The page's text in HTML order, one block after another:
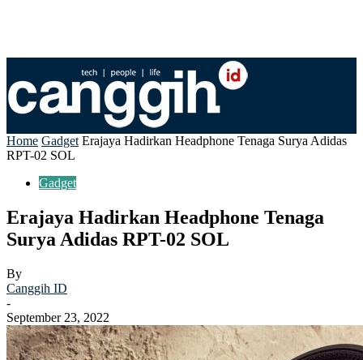
Home Gadget Erajaya Hadirkan Headphone Tenaga Surya Adidas
RPT-02 SOL
Gadget
Erajaya Hadirkan Headphone Tenaga
Surya Adidas RPT-02 SOL
By
Canggih ID
-
September 23, 2022